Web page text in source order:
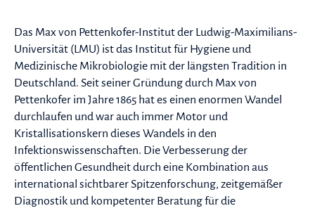
Das Max von Pettenkofer-Institut der Ludwig-Maximilians-
Universität (LMU) ist das Institut für Hygiene und
Medizinische Mikrobiologie mit der längsten Tradition in
Deutschland. Seit seiner Gründung durch Max von
Pettenkofer im Jahre 1865 hat es einen enormen Wandel
durchlaufen und war auch immer Motor und
Kristallisationskern dieses Wandels in den
Infektionswissenschaften. Die Verbesserung der
öffentlichen Gesundheit durch eine Kombination aus
international sichtbarer Spitzenforschung, zeitgemäßer
Diagnostik und kompetenter Beratung für die